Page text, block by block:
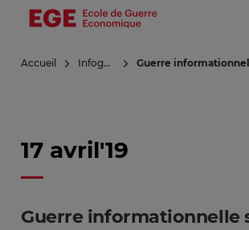
Aller
principal
Accueil Infoguerre Guerre
17 avril'19
Guerre informationnelle